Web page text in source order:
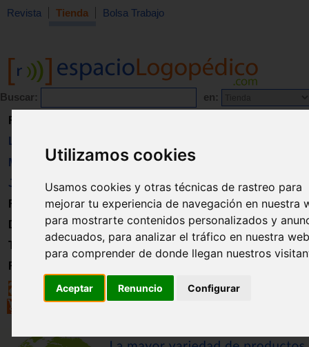
Utilizamos cookies
Usamos cookies y otras técnicas de rastreo para
mejorar tu experiencia de navegación en nuestra
para mostrarte contenidos personalizados y
adecuados, para analizar el tráfico en nuestra
para comprender de donde llegan nuestros
Aceptar Renuncio Configurar
Revista Tienda Bolsa Trabajo
Buscar: en:
Revista
Libros
Material
Juguetes
Formación
Directorio
Trabajo
Registro